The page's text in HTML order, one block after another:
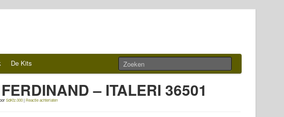
De Kits
– ITALERI 36501
SdKfz.000|Reactie achterlaten